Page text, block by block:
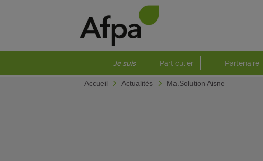
Je suis Particulier Partenaire
Accueil Actualités Ma.Solution Aisne